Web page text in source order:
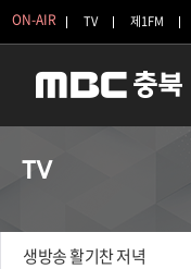
ON-AIR TV 제1FM
TV
생방송 활기찬 저녁